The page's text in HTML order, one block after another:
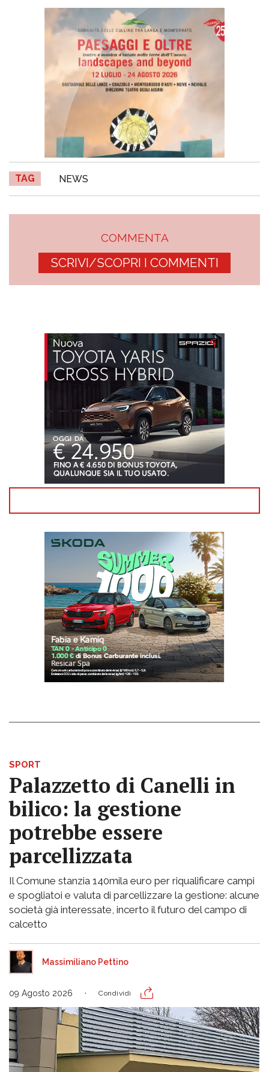
TAG NEWS
COMMENTA
SCRIVI/SCOPRI I COMMENTI
SPORT
Palazzetto di Canelli in
bilico: la gestione
potrebbe essere
parcellizzata
Il Comune stanzia 140mila euro per riqualificare campi
e spogliatoi e valuta di parcellizzare la gestione: alcune
società già interessate, incerto il futuro del campo di
calcetto
Massimiliano Pettino
09 Agosto 2026 Condividi